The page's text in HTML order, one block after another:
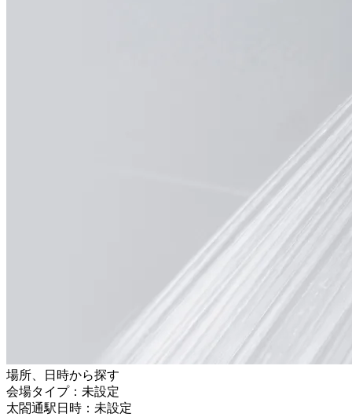
場所、日時から探す
会場タイプ：未設定
太閤通駅日時：未設定